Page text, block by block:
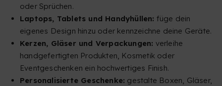
oder Sprüchen.
Laptops, Tablets und Handyhüllen: füge dein
eigenes Design hinzu oder kennzeichne deine Geräte.
Kerzen, Gläser und Verpackungen: verleihe
handgefertigten Produkten, Kosmetik oder
Eventgeschenken ein hochwertiges Finish.
Personalisierte Geschenke: gestalte Boxen, Gläser,